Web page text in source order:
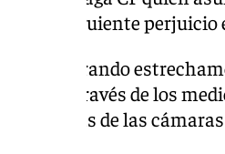
el consiguiente
colaborando
a través de los
además de las